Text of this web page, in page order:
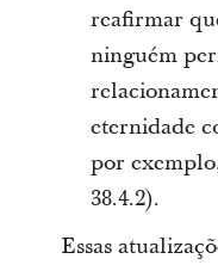
reafirmar
ninguém
eternidade
por
38.4.2).
Essas